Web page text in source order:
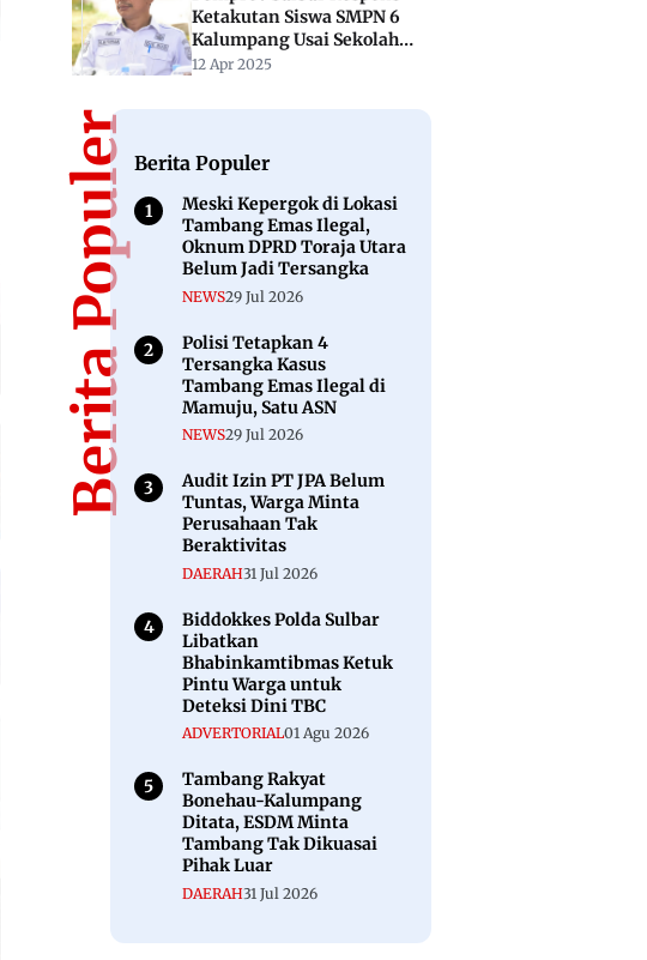
Ketakutan Siswa SMPN 6
Kalumpang Usai Sekolah
Nyaris Tersapu Banjir
12 Apr 2025
Berita PopulerBerita Populer
Meski Kepergok di Lokasi
Tambang Emas Ilegal,
Oknum DPRD Toraja Utara
Belum Jadi Tersangka
NEWS29 Jul 2026
Polisi Tetapkan 4
Tersangka Kasus
Tambang Emas Ilegal di
Mamuju, Satu ASN
NEWS29 Jul 2026
Audit Izin PT JPA Belum
Tuntas, Warga Minta
Perusahaan Tak
Beraktivitas
DAERAH31 Jul 2026
Biddokkes Polda Sulbar
Libatkan
Bhabinkamtibmas Ketuk
Pintu Warga untuk
Deteksi Dini TBC
ADVERTORIAL01 Agu 2026
Tambang Rakyat
Bonehau-Kalumpang
Ditata, ESDM Minta
Tambang Tak Dikuasai
Pihak Luar
DAERAH31 Jul 2026